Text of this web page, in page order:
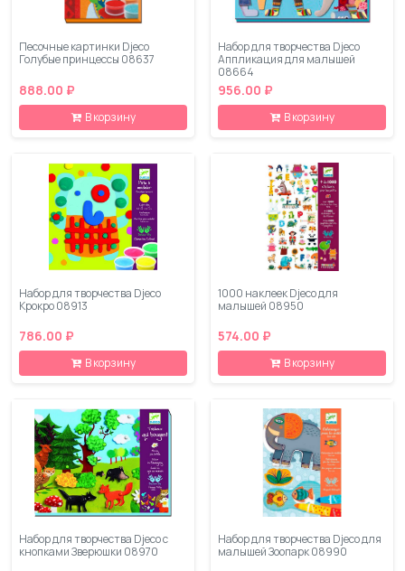
Песочные картинки Djeco
Голубые принцессы 08637
888.00 ₽
В корзину
Набор для творчества Djeco
Аппликация для малышей
08664
956.00 ₽
В корзину
Набор для творчества Djeco
Крокро 08913
786.00 ₽
В корзину
1000 наклеек Djeco для
малышей 08950
574.00 ₽
В корзину
Набор для творчества Djeco с
кнопками Зверюшки 08970
Набор для творчества Djeco для
малышей Зоопарк 08990